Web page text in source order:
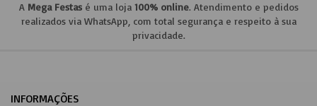
A Mega Festasé uma loja 100% online. Atendimento e pedidos
realizados via WhatsApp, com total segurança e respeito à sua
privacidade.
INFORMAÇÕES